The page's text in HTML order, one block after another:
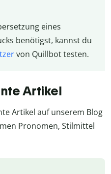
eines
benötigst, kannst du
von Quillbot testen.
Artikel
Artikel auf unserem Blog
Pronomen, Stilmittel